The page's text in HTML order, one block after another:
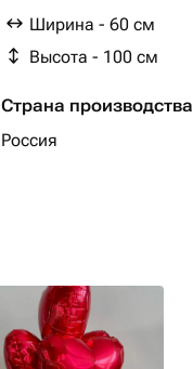
Ширина - 60 см
Высота - 100 см
Страна производства
Россия